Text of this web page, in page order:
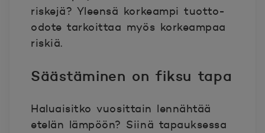
riskejä? Yleensä korkeampi tuotto-
odote tarkoittaa myös korkeampaa
riskiä.
Säästäminen on fiksu tapa
Haluaisitko vuosittain lennähtää
etelän lämpöön? Siinä tapauksessa